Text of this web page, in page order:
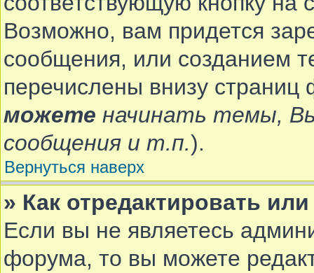
Возможно, вам придется
сообщения, или созданием
перечислены внизу
можете начинать темы,
сообщения и т.п.).
Вернуться наверх
» Как отредактировать
Если вы не являетесь
форума, то вы можете